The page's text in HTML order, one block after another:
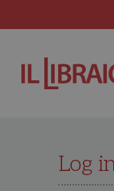
Log